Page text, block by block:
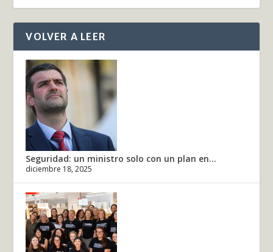
VOLVER A LEER
Seguridad: un ministro solo con un plan en...
diciembre 18, 2025